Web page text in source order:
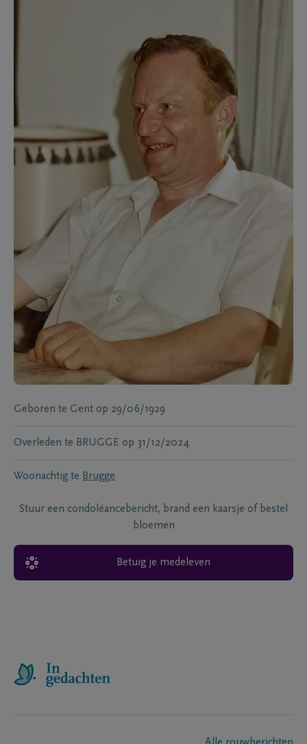
Geboren te Gent op 29/06/1929
Overleden te BRUGGE op 31/12/2024
Woonachtig te Brugge
Stuur een condoléancebericht, brand een kaarsje of bestel
bloemen
Betuig je medeleven